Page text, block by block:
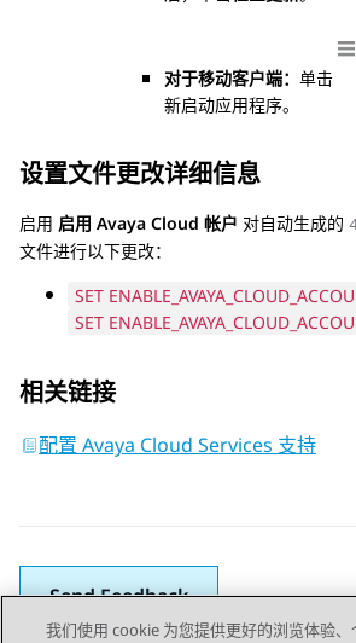
对于移动客户端： 单击
新启动应用程序。
设置文件更改详细信息
启用 启用 Avaya Cloud 帐户 对自动生成的
文件进行以下更改：
SET
SET
相关链接
配置 Avaya Cloud Services 支持
Send Feedback
我们使用 cookie 为您提供更好的浏览体验、